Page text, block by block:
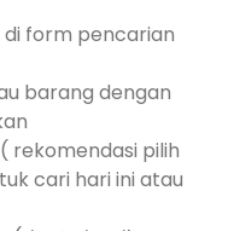
form pencarian
barang dengan
rekomendasi pilih
cari hari ini atau